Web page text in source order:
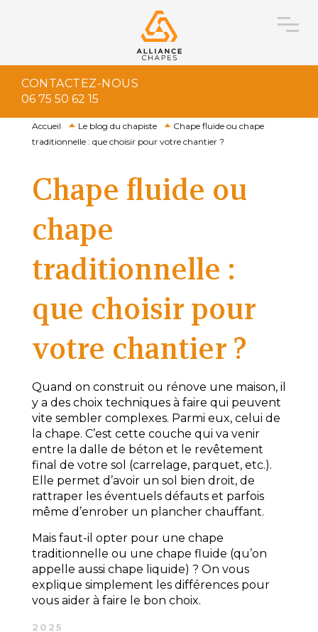
CONTACTEZ-NOUS
06 75 50 62 15
Accueil Le blog du chapiste
Chape fluide ou chape
traditionnelle : que choisir pour votre chantier ?
Chape fluide ou
chape
traditionnelle :
que choisir pour
votre chantier ?
Quand on construit ou rénove une maison, il
y a des choix techniques à faire qui peuvent
vite sembler complexes. Parmi eux, celui de
la chape. C’est cette couche qui va venir
entre la dalle de béton et le revêtement
final de votre sol (carrelage, parquet, etc.).
Elle permet d’avoir un sol bien droit, de
rattraper les éventuels défauts et parfois
même d’enrober un plancher chauffant.
Mais faut-il opter pour une chape
traditionnelle ou une chape fluide (qu’on
appelle aussi chape liquide) ? On vous
explique simplement les différences pour
vous aider à faire le bon choix.
2025